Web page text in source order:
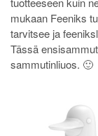
mukaan Feeniks
tarvitsee ja
Tässä
sammutinliuos. 🙂